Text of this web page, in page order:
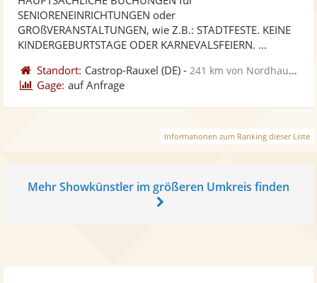
Sternen
SENIORENEINRICHTUNGEN oder
GROßVERANSTALTUNGEN, wie Z.B.: STADTFESTE. KEINE
KINDERGEBURTSTAGE ODER KARNEVALSFEIERN. ...
Standort: Castrop-Rauxel (DE) - 241 km von Nordhausen
Gage: auf Anfrage
Informationen zum Ranking dieser Liste
Mehr Showkünstler im größeren Umkreis finden